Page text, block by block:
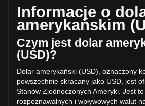
TRUMP, a łączna kapitalizacja rynkowa
$370,410,490.52 USD w oparciu o
248,250,220 TRUMP. W ciągu
obrotu OFFICIAL TRUMP zmienił się o
($1,045,119.61 USD). W ostatni dzień
obrotu TRUMP wyniósł $129,941,515.08.
Więcej informacji o OFFICIAL
Bitget
Informacje o
amerykańskim
Czym jest dolar
(USD)?
Dolar amerykański (USD), oznaczony
powszechnie skracany jako USD, jest
Stanów Zjednoczonych Ameryki. Jest
rozpoznawalnych i wpływowych walut